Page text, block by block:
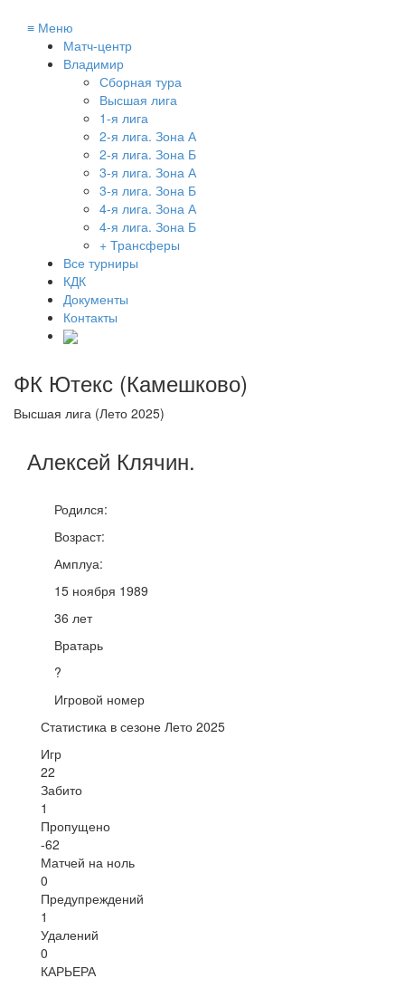
≡ Меню
Матч-центр
Владимир
Сборная тура
Высшая лига
1-я лига
2-я лига. Зона А
2-я лига. Зона Б
3-я лига. Зона А
3-я лига. Зона Б
4-я лига. Зона А
4-я лига. Зона Б
+ Трансферы
Все турниры
КДК
Документы
Контакты
ФК Ютекс (Камешково)
Высшая лига (Лето 2025)
Алексей Клячин.
Родился:
Возраст:
Амплуа:
15 ноября 1989
36 лет
Вратарь
?
Игровой номер
Статистика в сезоне Лето 2025
Игр
22
Забито
1
Пропущено
-62
Матчей на ноль
0
Предупреждений
1
Удалений
0
КАРЬЕРА